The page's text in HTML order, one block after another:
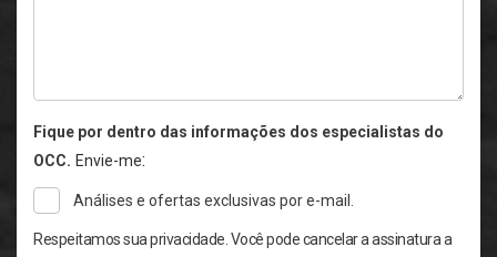
Fique por dentro das informações dos especialistas do
OCC. Envie-me:
Análises e ofertas exclusivas por e-mail.
Respeitamos sua privacidade. Você pode cancelar a assinatura a